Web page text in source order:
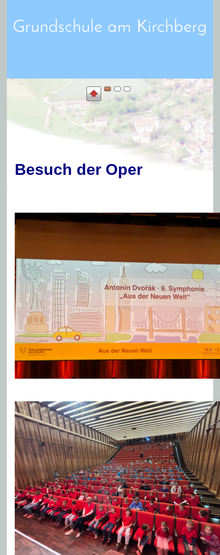
Grundschule am Kirchberg
Besuch der Oper